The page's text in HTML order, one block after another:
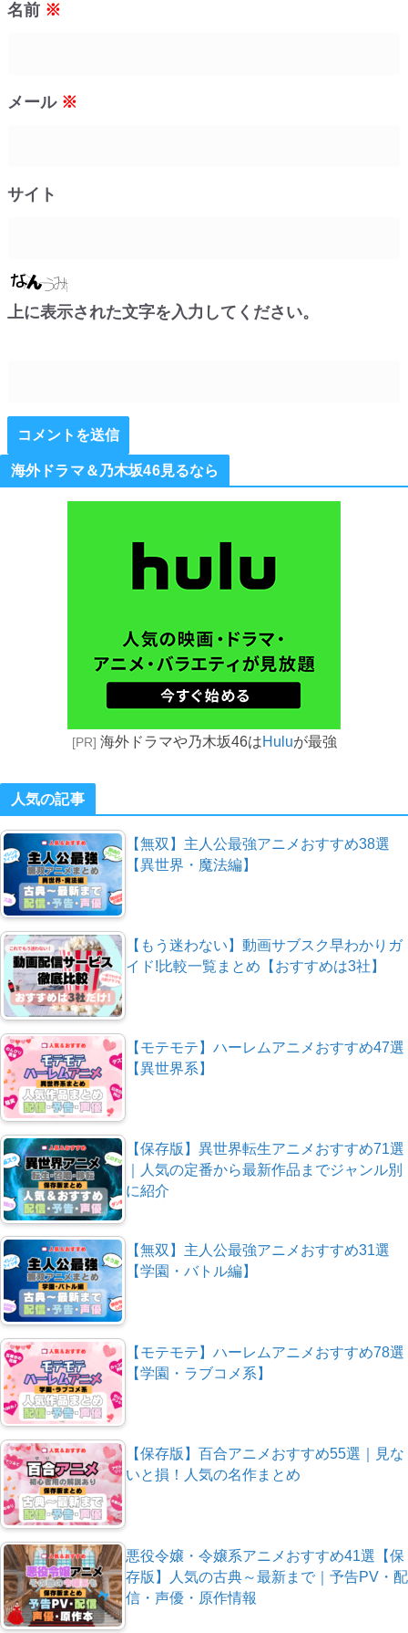
名前 ※
メール ※
サイト
上に表示された文字を入力してください。
海外ドラマ＆乃木坂46見るなら
[PR] 海外ドラマや乃木坂46はHuluが最強
人気の記事
【無双】主人公最強アニメおすすめ38選
【異世界・魔法編】
【もう迷わない】動画サブスク早わかりガ
イド!比較一覧まとめ【おすすめは3社】
【モテモテ】ハーレムアニメおすすめ47選
【異世界系】
【保存版】異世界転生アニメおすすめ71選
｜人気の定番から最新作品までジャンル別
に紹介
【無双】主人公最強アニメおすすめ31選
【学園・バトル編】
【モテモテ】ハーレムアニメおすすめ78選
【学園・ラブコメ系】
【保存版】百合アニメおすすめ55選｜見な
いと損！人気の名作まとめ
悪役令嬢・令嬢系アニメおすすめ41選【保
存版】人気の古典～最新まで｜予告PV・配
信・声優・原作情報